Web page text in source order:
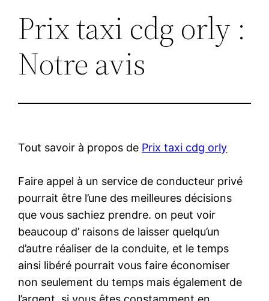
Prix taxi cdg orly :
Notre avis
Tout savoir à propos de Prix taxi cdg orly
Faire appel à un service de conducteur privé
pourrait être l’une des meilleures décisions
que vous sachiez prendre. on peut voir
beaucoup d’ raisons de laisser quelqu’un
d’autre réaliser de la conduite, et le temps
ainsi libéré pourrait vous faire économiser
non seulement du temps mais également de